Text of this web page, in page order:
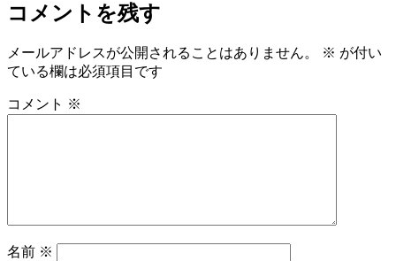
コメントを残す
メールアドレスが公開されることはありません。 ※ が付い
ている欄は必須項目です
コメント ※
名前 ※